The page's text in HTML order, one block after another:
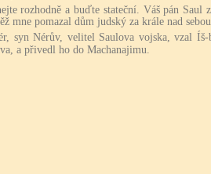
rozhodně a buďte stateční. Váš pán Saul
mne pomazal dům judský za krále nad
syn Nérův, velitel Saulova vojska, vzal Íš-
a přivedl ho do Machanajimu.